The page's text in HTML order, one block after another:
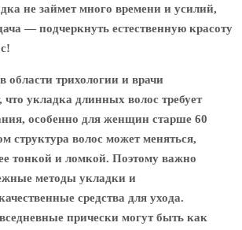
не займет много времени и усилий,
— подчеркнуть естественную красоту
области трихологии и врачи
что укладка длинных волос требует
особенно для женщин старше 60
структура волос может меняться,
тонкой и ломкой. Поэтому важно
методы укладки и
средства для ухода.
прически могут быть как